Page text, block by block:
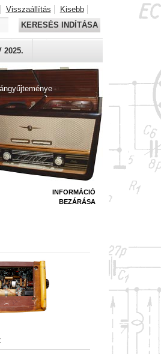
2025.
Visszaállítás
Kisebb
KERESÉS INDÍTÁSA
INFORMÁCIÓ
BEZÁRÁSA